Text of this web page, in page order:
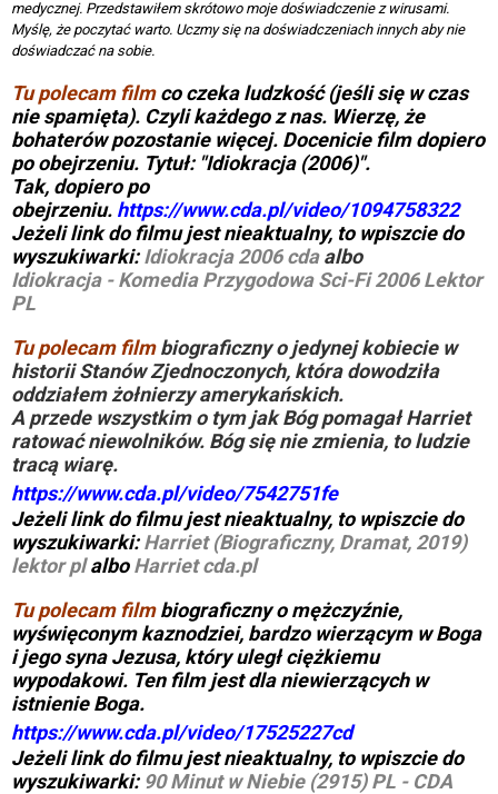
medycznej. Przedstawiłem skrótowo moje doświadczenie z wirusami.
Myślę, że poczytać warto. Uczmy się na doświadczeniach innych aby nie
doświadczać na sobie.
Tu polecam filmco czeka ludzkość (jeśli się w czas
nie spamięta). Czyli każdego z nas. Wierzę, że
bohaterów pozostanie więcej. Docenicie film dopiero
po obejrzeniu. Tytuł: "Idiokracja (2006)".
Tak, dopiero po
obejrzeniu. https://www.cda.pl/video/1094758322
Jeżeli link do filmu jest nieaktualny, to wpiszcie do
wyszukiwarki:Idiokracja 2006 cdaalbo
Idiokracja - Komedia Przygodowa Sci-Fi 2006 Lektor
PL
Tu polecam filmbiograficzny o jedynej kobiecie w
historii Stanów Zjednoczonych, która dowodziła
oddziałem żołnierzy amerykańskich.
A przede wszystkim o tym jak Bóg pomagał Harriet
ratować niewolników. Bóg się nie zmienia, to ludzie
tracą wiarę.
https://www.cda.pl/video/7542751fe
Jeżeli link do filmu jest nieaktualny, to wpiszcie do
wyszukiwarki:Harriet (Biograficzny, Dramat, 2019)
lektor plalboHarriet cda.pl
Tu polecam filmbiograficzny o mężczyźnie,
wyświęconym kaznodziei, bardzo wierzącym w Boga
i jego syna Jezusa, który uległ ciężkiemu
wypodakowi. Ten film jest dla niewierzących w
istnienie Boga.
https://www.cda.pl/video/17525227cd
Jeżeli link do filmu jest nieaktualny, to wpiszcie do
wyszukiwarki: 90 Minut w Niebie (2915) PL - CDA